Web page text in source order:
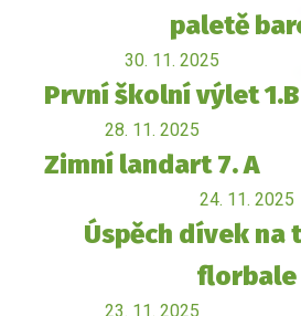
paletě
30. 11. 2025
První školní výlet 1.B
28. 11. 2025
Zimní landart 7. A
24. 11. 2025
Úspěch dívek na
florbale
23. 11. 2025